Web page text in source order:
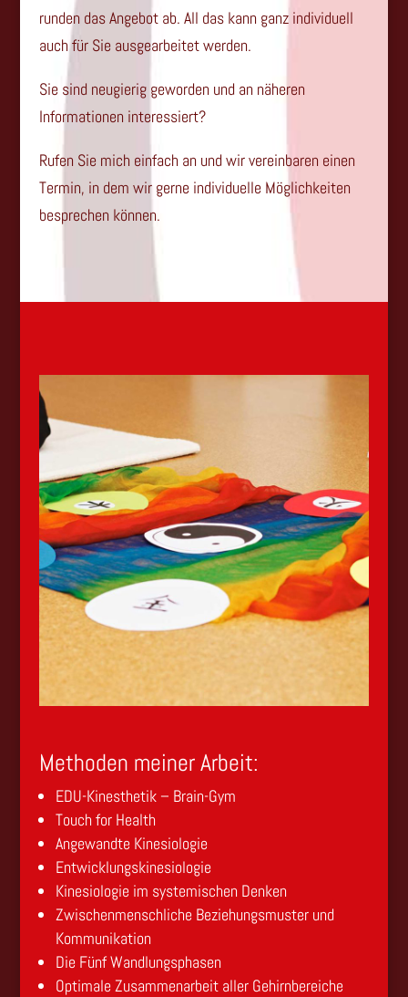
runden das Angebot ab. All das kann ganz individuell
auch für Sie ausgearbeitet werden.
Sie sind neugierig geworden und an näheren
Informationen interessiert?
Rufen Sie mich einfach an und wir vereinbaren einen
Termin, in dem wir gerne individuelle Möglichkeiten
besprechen können.
Methoden meiner Arbeit:
EDU-Kinesthetik – Brain-Gym
Touch for Health
Angewandte Kinesiologie
Entwicklungskinesiologie
Kinesiologie im systemischen Denken
Zwischenmenschliche Beziehungsmuster und
Kommunikation
Die Fünf Wandlungsphasen
Optimale Zusammenarbeit aller Gehirnbereiche